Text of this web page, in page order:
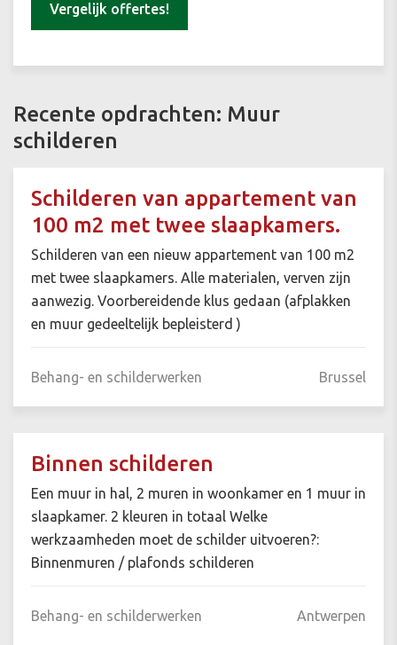
Vergelijk offertes!
Recente opdrachten: Muur
schilderen
Schilderen van appartement van
100 m2 met twee slaapkamers.
Schilderen van een nieuw appartement van 100 m2
met twee slaapkamers. Alle materialen, verven zijn
aanwezig. Voorbereidende klus gedaan (afplakken
en muur gedeeltelijk bepleisterd )
Behang- en schilderwerken Brussel
Binnen schilderen
Een muur in hal, 2 muren in woonkamer en 1 muur in
slaapkamer. 2 kleuren in totaal Welke
werkzaamheden moet de schilder uitvoeren?:
Binnenmuren / plafonds schilderen
Behang- en schilderwerken Antwerpen